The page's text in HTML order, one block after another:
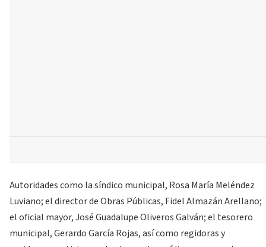
Autoridades como la síndico municipal, Rosa María Meléndez
Luviano; el director de Obras Públicas, Fidel Almazán Arellano;
el oficial mayor, José Guadalupe Oliveros Galván; el tesorero
municipal, Gerardo García Rojas, así como regidoras y